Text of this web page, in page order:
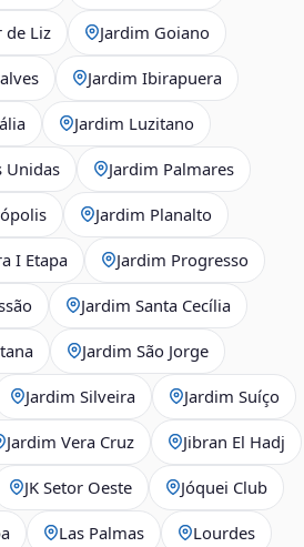
de Liz Jardim Goiano
Jardim Ibirapuera
Jardim Luzitano
Unidas Jardim Palmares
Jardim Planalto
I Etapa Jardim Progresso
Jardim Santa Cecília
Jardim São Jorge
Jardim Silveira Jardim Suíço
Jardim Vera Cruz Jibran El Hadj
JK Setor Oeste Jóquei Club
Las Palmas Lourdes